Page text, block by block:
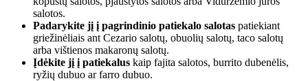
salotos.
Padarykite jį į pagrindinio patiekalo salotas patiekiant
griežinėliais ant Cezario salotų, obuolių salotų, taco salotų
arba vištienos makaronų salotų.
Įdėkite jį į patiekalus kaip fajita salotos, burrito dubenėlis,
ryžių dubuo ar farro dubuo.